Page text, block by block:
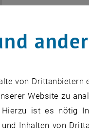
Coffee Hour:
von
Website zu
ist es nötig
Inhalten von